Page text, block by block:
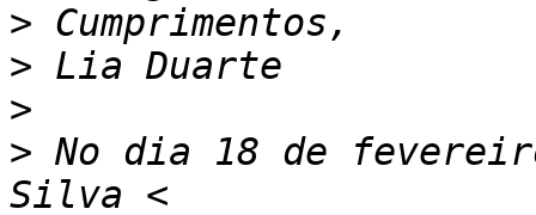
>
>
>
> No dia 18 de